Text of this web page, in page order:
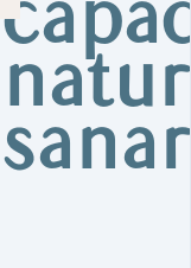
sanar